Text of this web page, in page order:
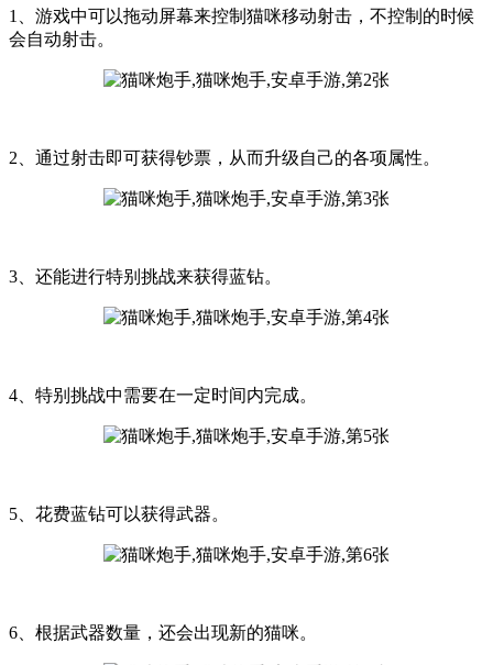
1、游戏中可以拖动屏幕来控制猫咪移动射击，不控制的时候
会自动射击。
2、通过射击即可获得钞票，从而升级自己的各项属性。
3、还能进行特别挑战来获得蓝钻。
4、特别挑战中需要在一定时间内完成。
5、花费蓝钻可以获得武器。
6、根据武器数量，还会出现新的猫咪。